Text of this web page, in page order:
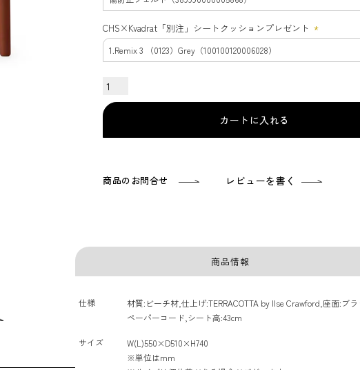
CHS×Kvadrat「別注」シートクッションプレゼント
(必
カートに入れる
商品のお問合せ レビューを書く
商品情報
仕様
材質:ビーチ材,仕上げ:TERRACOTTA by Ilse Crawford,座面:ブラ
ペーパーコード,シート高:43cm
サイズ
W(L)550×D510×H740
※単位はmm